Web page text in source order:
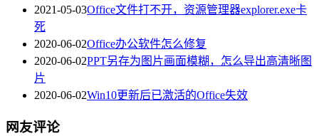
2021-05-03Office文件打不开，资源管理器explorer.exe卡
死
2020-06-02Office办公软件怎么修复
2020-06-02PPT另存为图片画面模糊，怎么导出高清晰图
片
2020-06-02Win10更新后已激活的Office失效
网友评论